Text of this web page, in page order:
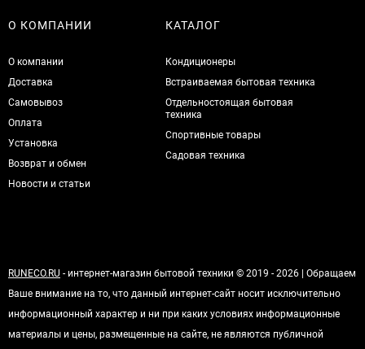
О КОМПАНИИ
О компании
Доставка
Самовывоз
Оплата
Установка
Возврат и обмен
Новости и статьи
КАТАЛОГ
Кондиционеры
Встраиваемая бытовая техника
Отдельностоящая бытовая
техника
Спортивные товары
Садовая техника
RUNECO.RU - интернет-магазин бытовой техники © 2019 - 2026 | Обращаем
Ваше внимание на то, что данный интернет-сайт носит исключительно
информационный характер и ни при каких условиях информационные
материалы и цены, размещенные на сайте, не являются публичной